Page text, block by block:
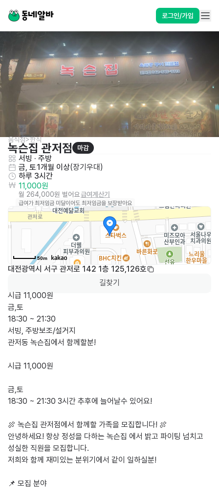
로그인/가입
음식점>한식
녹슨집 관저점 마감
서빙 · 주방
금, 토1개월 이상(장기우대 )
하루 3시간
11,000원
월 264,000원 벌어요급여계산기
급여가 최저임금 미달이어도 최저임금을 보장받아요
50m
대전광역시 서구 관저로 142 1층 125,126호
길찾기
시급 11,000원
금,토
18:30 ~ 21:30
서빙, 주방보조/설거지
관저동 녹슨집에서 함께할분!
시급 11,000원
금,토
18:30 ~ 21:30 3시간 추후에 늘어날수 있어요!
🍖 녹슨집 관저점에서 함께할 가족을 모집합니다! 🍖
안녕하세요! 항상 정성을 다하는 녹슨집 에서 밝고 파이팅 넘치고
성실한 직원을 모집합니다.
저희와 함께 재미있는 분위기에서 같이 일하실분!
📌 모집 분야